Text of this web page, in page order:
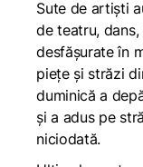
Sute de artiști
de teatru,
desfășurate în
piețe și străzi
duminică a
şi a adus pe
niciodată.